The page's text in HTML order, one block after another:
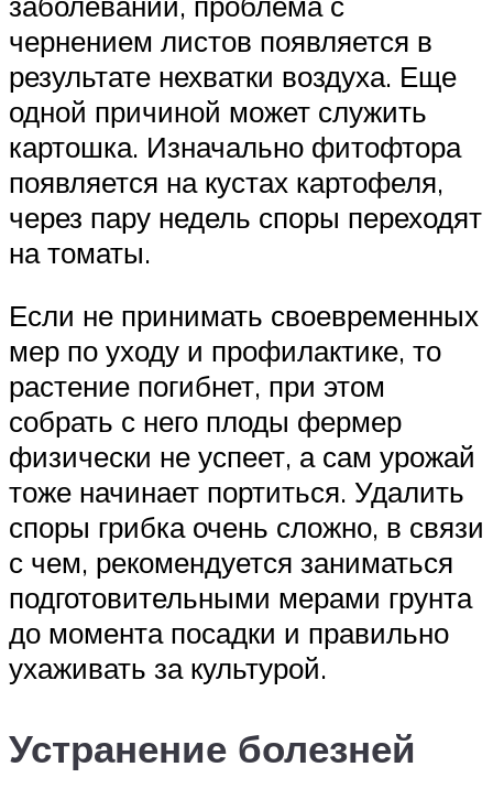
чернением листов появляется в
результате нехватки воздуха. Еще
одной причиной может служить
картошка. Изначально фитофтора
появляется на кустах картофеля,
через пару недель споры переходят
на томаты.
Если не принимать своевременных
мер по уходу и профилактике, то
растение погибнет, при этом
собрать с него плоды фермер
физически не успеет, а сам урожай
тоже начинает портиться. Удалить
споры грибка очень сложно, в связи
с чем, рекомендуется заниматься
подготовительными мерами грунта
до момента посадки и правильно
ухаживать за культурой.
Устранение болезней